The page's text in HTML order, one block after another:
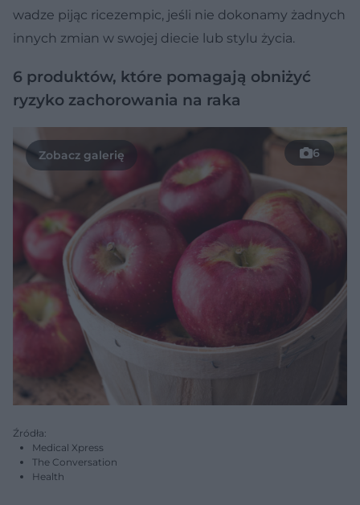
wadze pijąc ricezempic, jeśli nie dokonamy żadnych
innych zmian w swojej diecie lub stylu życia.
6 produktów, które pomagają obniżyć
ryzyko zachorowania na raka
6
Źródła:
Medical Xpress
The Conversation
Health